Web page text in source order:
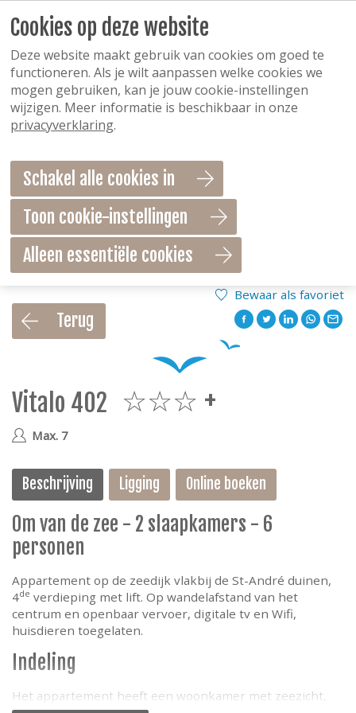
Bewaar als favoriet
Terug
Vitalo 402
Max. 7
Beschrijving Ligging Online boeken
0m van de zee - 2 slaapkamers - 6
personen
Appartement op de zeedijk vlakbij de St-André duinen,
4de verdieping met lift. Op wandelafstand van het
centrum en openbaar vervoer, digitale tv en Wifi,
huisdieren toegelaten.
Indeling
Het appartement heeft een woonkamer met zeezicht,
Cookies op deze website
Deze website maakt gebruik van cookies om goed te
functioneren. Als je wilt aanpassen welke cookies we
mogen gebruiken, kan je jouw cookie-instellingen
wijzigen. Meer informatie is beschikbaar in onze
privacyverklaring.
Schakel alle cookies in
Toon cookie-instellingen
Alleen essentiële cookies